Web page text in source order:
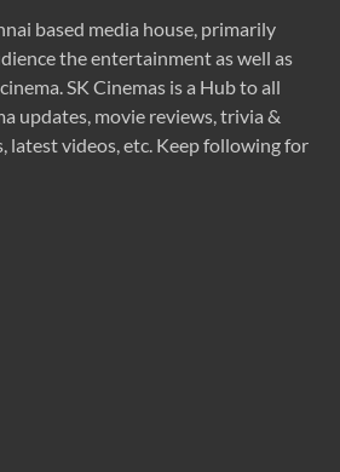
based media house, primarily
the entertainment as well as
SK Cinemas is a Hub to all
updates, movie reviews, trivia &
latest videos, etc. Keep following for